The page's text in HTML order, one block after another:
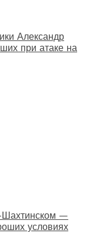
Александр
при атаке на
Шахтинском —
условиях